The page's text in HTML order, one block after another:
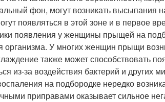
фон, могут возникать высыпания
появляться в этой зоне и в первое
появления у женщины прыщей на
организма. У многих женщин прыщи
также может способствовать
из-за воздействия бактерий и других
на подбородке нередко
приправами оказывает сильное